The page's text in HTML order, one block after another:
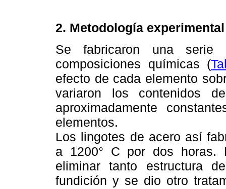
2. Metodología experimental
Se fabricaron una
composiciones químicas (
efecto de cada elemento
variaron los contenidos
aproximadamente
elementos.
Los lingotes de acero así
a 1200° C por dos horas.
eliminar tanto estructura
fundición y se dio otro